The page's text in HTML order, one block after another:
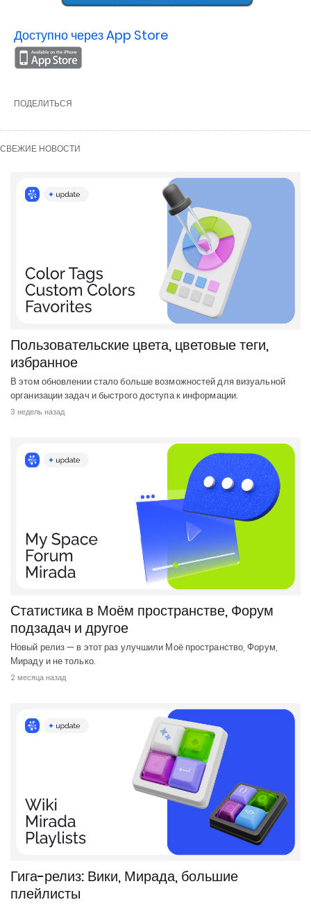
Доступно через App Store
ПОДЕЛИТЬСЯ
СВЕЖИЕ НОВОСТИ
Пользовательские цвета, цветовые теги,
избранное
В этом обновлении стало больше возможностей для визуальной
организации задач и быстрого доступа к информации.
3 недель назад
Статистика в Моём пространстве, Форум
подзадач и другое
Новый релиз — в этот раз улучшили Моё пространство, Форум,
Мираду и не только.
2 месяца назад
Гига-релиз: Вики, Мирада, большие
плейлисты